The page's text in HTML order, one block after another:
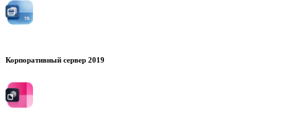
Корпоративный сервер 2019